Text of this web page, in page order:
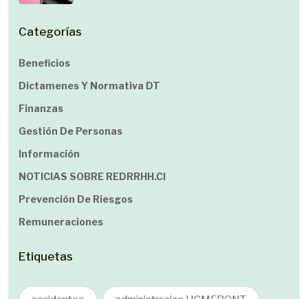
Categorías
Beneficios
Dictamenes Y Normativa DT
Finanzas
Gestión De Personas
Información
NOTICIAS SOBRE REDRRHH.cl
Prevención De Riesgos
Remuneraciones
Etiquetas